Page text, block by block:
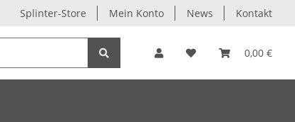
Splinter-Store Mein Konto News Kontakt
0,00 €